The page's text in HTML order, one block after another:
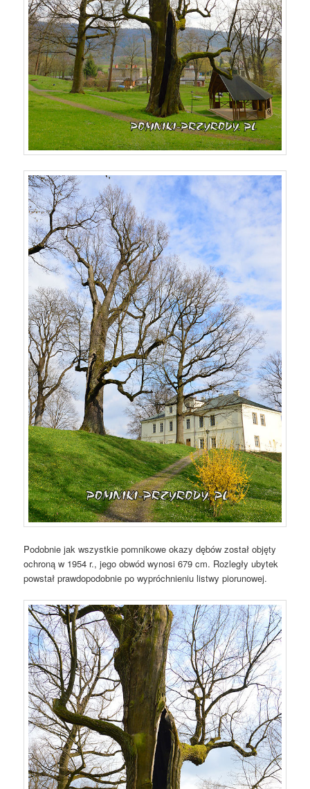
Podobnie jak wszystkie pomnikowe okazy dębów został objęty
ochroną w 1954 r., jego obwód wynosi 679 cm. Rozległy ubytek
powstał prawdopodobnie po wypróchnieniu listwy piorunowej.